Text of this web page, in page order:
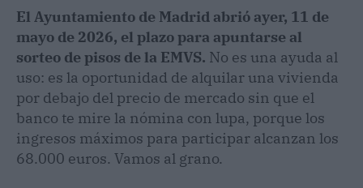
El Ayuntamiento de Madrid abrió ayer, 11 de
mayo de 2026, el plazo para apuntarse al
sorteo de pisos de la EMVS. No es una ayuda al
uso: es la oportunidad de alquilar una vivienda
por debajo del precio de mercado sin que el
banco te mire la nómina con lupa, porque los
ingresos máximos para participar alcanzan los
68.000 euros. Vamos al grano.